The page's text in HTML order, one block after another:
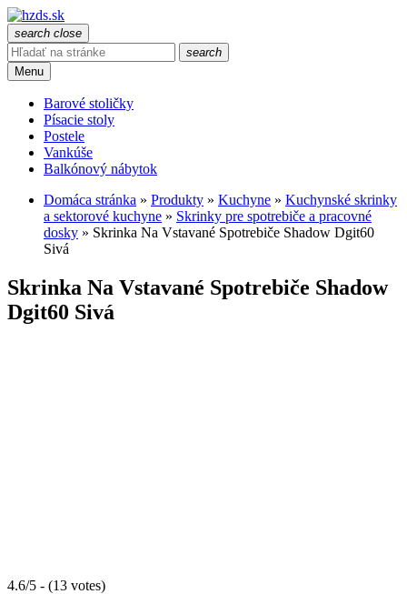
search close
search
Menu
Barové stoličky
Písacie stoly
Postele
Vankúše
Balkónový nábytok
Domáca stránka » Produkty » Kuchyne » Kuchynské skrinky
a sektorové kuchyne » Skrinky pre spotrebiče a pracovné
dosky » Skrinka Na Vstavané Spotrebiče Shadow Dgit60
Sivá
Skrinka Na Vstavané Spotrebiče Shadow
Dgit60 Sivá
4.6/5 - (13 votes)